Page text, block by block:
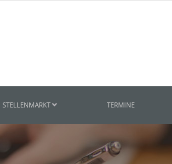
STELLENMARKT TERMINE